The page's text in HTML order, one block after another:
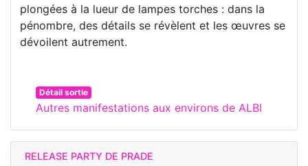
plongées à la lueur de lampes torches : dans la
pénombre, des détails se révèlent et les œuvres se
dévoilent autrement.
Détail sortie
Autres manifestations aux environs de ALBI
RELEASE PARTY DE PRADE